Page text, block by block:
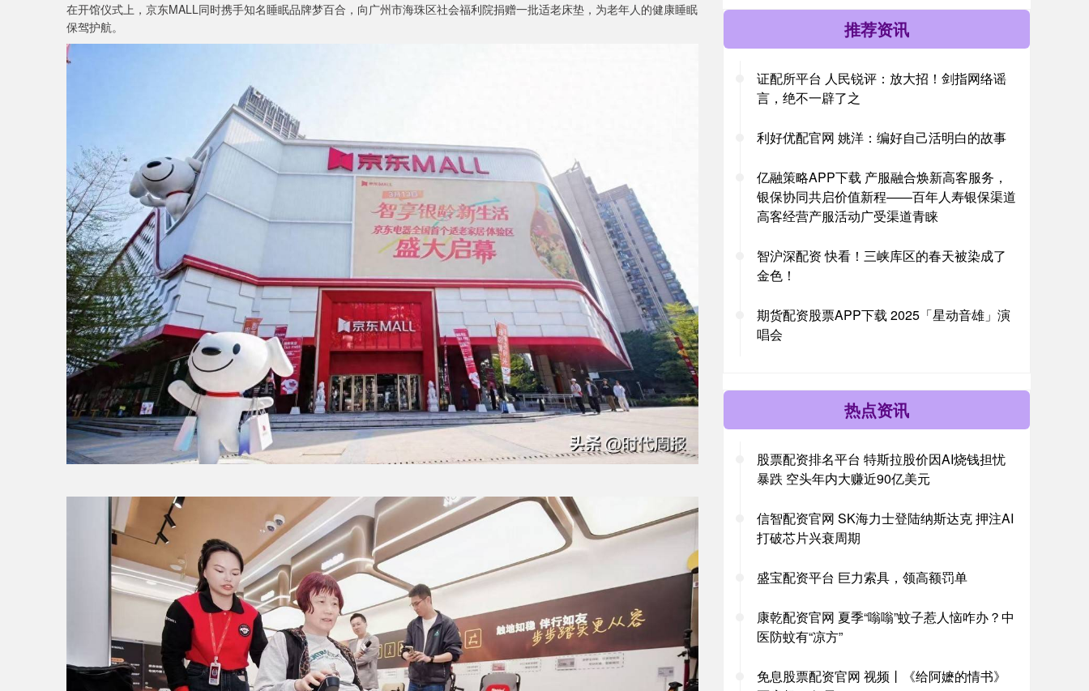
在开馆仪式上，京东MALL同时携手知名睡眠品牌梦百合，向广州市海珠区社会福利院捐赠一批适老床垫，为老年人的健康睡眠
保驾护航。
推荐资讯
证配所平台 人民锐评：放大招！剑指网络谣
言，绝不一辟了之
利好优配官网 姚洋：编好自己活明白的故事
亿融策略APP下载 产服融合焕新高客服务，
银保协同共启价值新程——百年人寿银保渠道
高客经营产服活动广受渠道青睐
智沪深配资 快看！三峡库区的春天被染成了
金色！
期货配资股票APP下载 2025「星动音雄」演
唱会
热点资讯
股票配资排名平台 特斯拉股价因AI烧钱担忧
暴跌 空头年内大赚近90亿美元
信智配资官网 SK海力士登陆纳斯达克 押注AI
打破芯片兴衰周期
盛宝配资平台 巨力索具，领高额罚单
康乾配资官网 夏季“嗡嗡”蚊子惹人恼咋办？中
医防蚊有“凉方”
免息股票配资官网 视频丨《给阿嬷的情书》